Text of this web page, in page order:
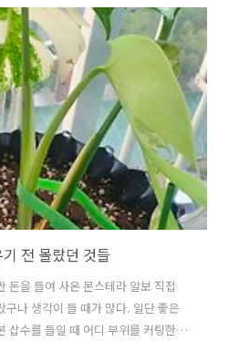
간 투정부리고 마는데 집에서 쉴 때
듯이 심술을... 부리는 통에 급한 일
내고 있어요. 강아지숲 입구로 올라가
문해서 사람이 거의 없었어요. 먼저
. 성인 기준 1인 17,000원 강아지
전 몰랐던 것들
돈을 들여 사온 몬스테라 알보 직접
나 생각이 들 때가 많다. 일단 좋은
삽수를 들일 때 어디 부위를 커팅한